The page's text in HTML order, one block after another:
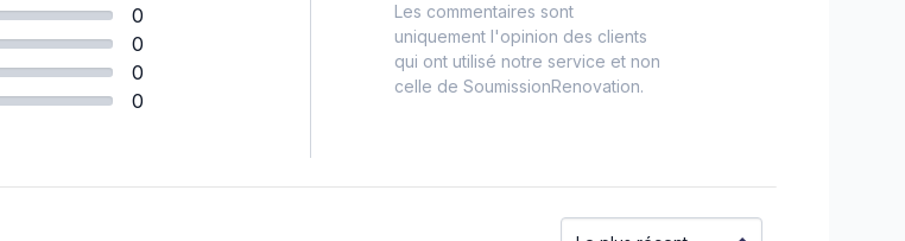
0
0
0
0
Les commentaires sont
uniquement l'opinion des clients
qui ont utilisé notre service et non
celle de SoumissionRenovation.